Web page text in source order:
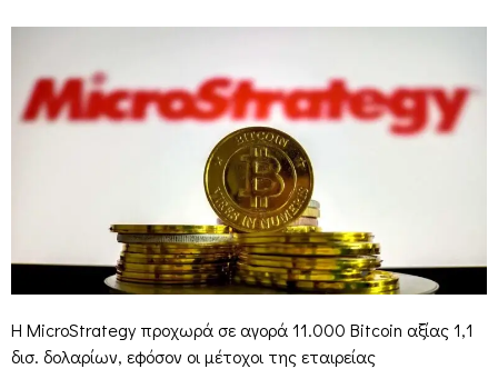
Η MicroStrategy προχωρά σε αγορά 11.000 Bitcoin αξίας 1,1
δισ. δολαρίων, εφόσον οι μέτοχοι της εταιρείας